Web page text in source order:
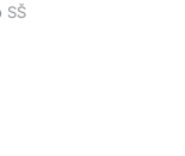
SŠ